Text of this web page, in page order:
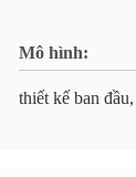
Mô hình:
thiết kế ban